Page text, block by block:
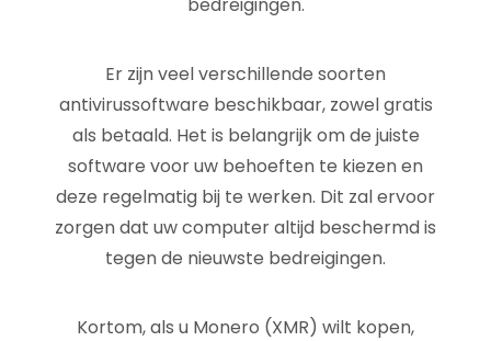
Er zijn veel verschillende soorten
antivirussoftware beschikbaar, zowel gratis
als betaald. Het is belangrijk om de juiste
software voor uw behoeften te kiezen en
deze regelmatig bij te werken. Dit zal ervoor
zorgen dat uw computer altijd beschermd is
tegen de nieuwste bedreigingen.
Kortom, als u Monero (XMR) wilt kopen,